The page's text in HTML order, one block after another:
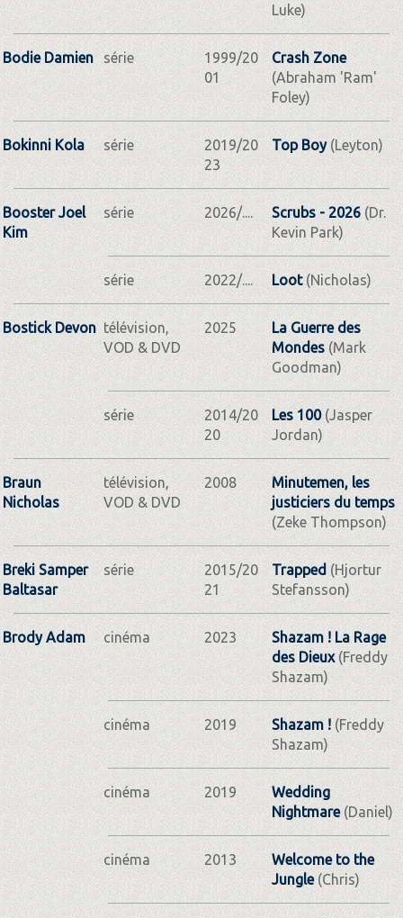
Luke)
Bodie Damien série
1999/20
01
Crash Zone
(Abraham 'Ram'
Foley)
Bokinni Kola série
2019/20
23
Top Boy(Leyton)
Booster Joel
Kim
série 2026/.... Scrubs - 2026(Dr.
Kevin Park)
série 2022/.... Loot(Nicholas)
Bostick Devon télévision,
VOD & DVD
2025
La Guerre des
Mondes(Mark
Goodman)
série
2014/20
20
Les 100(Jasper
Jordan)
Braun
Nicholas
télévision,
VOD & DVD
2008
Minutemen, les
justiciers du temps
(Zeke Thompson)
Breki Samper
Baltasar
série
2015/20
21
Trapped (Hjortur
Stefansson)
Brody Adam cinéma 2023
Shazam ! La Rage
des Dieux(Freddy
Shazam)
cinéma 2019 Shazam !(Freddy
Shazam)
cinéma 2019
Wedding
Nightmare(Daniel)
cinéma 2013
Welcome to the
Jungle(Chris)